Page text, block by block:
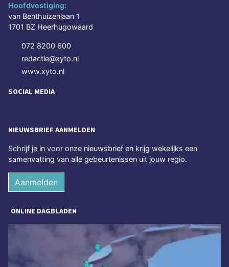
Hoofdvestiging:
van Benthuizenlaan 1
1701 BZ Heerhugowaard
072 8200 600
redactie@xyto.nl
www.xyto.nl
SOCIAL MEDIA
NIEUWSBRIEF AANMELDEN
Schrijf je in voor onze nieuwsbrief en krijg wekelijks een
samenvatting van alle gebeurtenissen uit jouw regio.
Aanmelden
ONLINE DAGBLADEN